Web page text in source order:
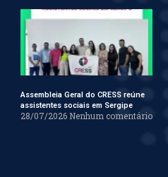
Assembleia Geral do CRESS reúne
assistentes sociais em Sergipe
28/07/2026 Nenhum comentário